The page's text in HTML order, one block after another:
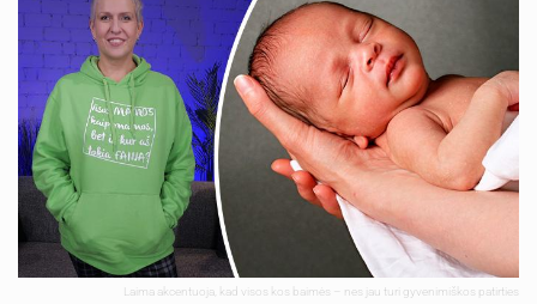
Laima akcentuoja, kad visos kos baimės – nes jau turi gyvenimiškos patirties